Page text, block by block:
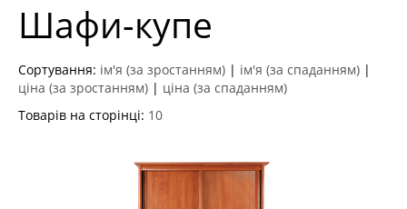
Шафи-купе
Сортування: ім'я (за зростанням) | ім'я (за спаданням) |
ціна (за зростанням) | ціна (за спаданням)
Товарів на сторінці: 10